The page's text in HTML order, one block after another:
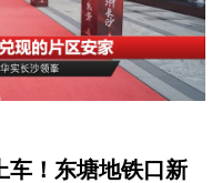
车！东塘地铁口新